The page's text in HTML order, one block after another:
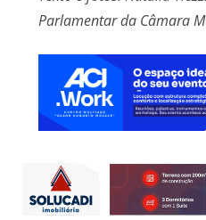
Parlamentar da Câmara